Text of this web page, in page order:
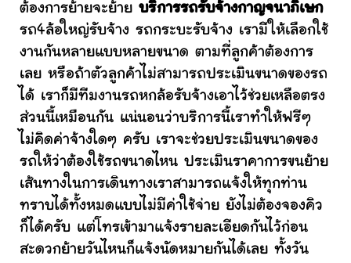
ต้องการย้ายจะย้ายบริการรถรับจ้างกาญจนาภิเษก
รถ4ล้อใหญ่รับจ้าง รถกระบะรับจ้าง เรามีให้เลือกใช้
งานกันหลายแบบหลายขนาด ตามที่ลูกค้าต้องการ
เลย หรือถ้าตัวลูกค้าไม่สามารถประเมินขนาดของรถ
ได้ เราก็มีทีมงานรถหกล้อรับจ้างเอาไว้ช่วยเหลือตรง
ส่วนนี้เหมือนกัน แน่นอนว่าบริการนี้เราทำให้ฟรีๆ
ไม่คิดค่าจ้างใดๆ ครับ เราจะช่วยประเมินขนาดของ
รถให้ว่าต้องใช้รถขนาดไหน ประเมินราคาการขนย้าย
เส้นทางในการเดินทางเราสามารถแจ้งให้ทุกท่าน
ทราบได้ทั้งหมดแบบไม่มีค่าใช้จ่าย ยังไม่ต้องจองคิว
ก็ได้ครับ แต่โทรเข้ามาแจ้งรายละเอียดกันไว้ก่อน
สะดวกย้ายวันไหนก็แจ้งนัดหมายกันได้เลย ทั้งวัน